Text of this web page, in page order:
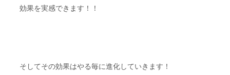
効果を実感できます！！
そしてその効果はやる毎に進化していきます！